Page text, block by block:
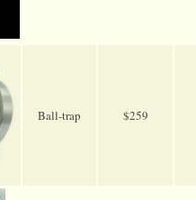
Ball-trap $259